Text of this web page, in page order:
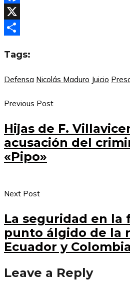
Facebook
X
Tags:
Defensa Nicolás Maduro Juicio
Previous Post
Hijas de F.
acusación del
«Pipo»
Next Post
La seguridad en la
punto álgido de la
Ecuador y Colombia
Leave a Reply